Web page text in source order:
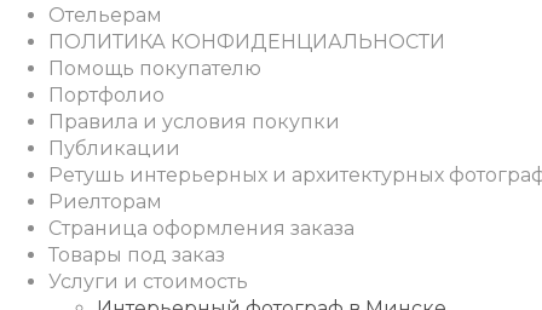
Отельерам
ПОЛИТИКА КОНФИДЕНЦИАЛЬНОСТИ
Помощь покупателю
Портфолио
Правила и условия покупки
Публикации
Ретушь интерьерных и архитектурных
Риелторам
Страница оформления заказа
Товары под заказ
Услуги и стоимость